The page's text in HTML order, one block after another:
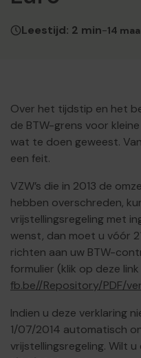
Leestijd: 2 min-14
Over het tijdstip en het
de BTW-grens voor
wat te doen geweest.
een feit.
VZW’s die in 2013 de
hebben overschreden,
vrijstellingsregeling met
wenst, dan moet u vóór
richten aan uw BTW-
formulier (klik op deze link
fb.be//Repository/PDF/
Indien u deze verklaring
1/07/2014 automatisch
vrijstellingsregeling. Wilt